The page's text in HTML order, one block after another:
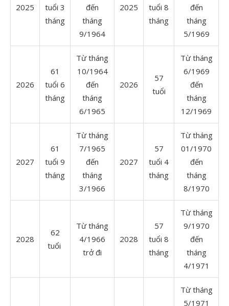
2025
tuổi 3
tháng
đến
tháng
9/1964
2025
tuổi 8
tháng
đến
tháng
5/1969
2026
61
tuổi 6
tháng
Từ tháng
10/1964
đến
tháng
6/1965
2026
57
tuổi
Từ tháng
6/1969
đến
tháng
12/1969
2027
61
tuổi 9
tháng
Từ tháng
7/1965
đến
tháng
3/1966
2027
57
tuổi 4
tháng
Từ tháng
01/1970
đến
tháng
8/1970
2028
62
tuổi
Từ tháng
4/1966
trở đi
2028
57
tuổi 8
tháng
Từ tháng
9/1970
đến
tháng
4/1971
Từ tháng
5/1971